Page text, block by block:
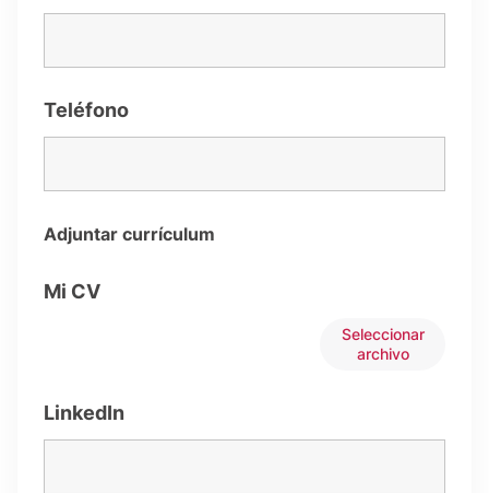
Teléfono
Adjuntar currículum
Mi CV
Seleccionar
archivo
LinkedIn